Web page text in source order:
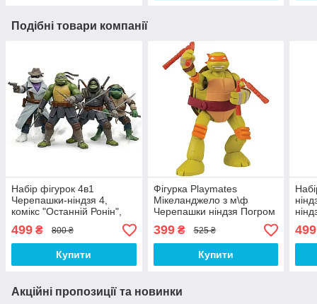
Подібні товари компанії
Набір фігурок 4в1
Черепашки-ніндзя 4,
комікс "Останній Ронін",
13см - TMNT
499 ₴ 800 ₴
Купити
Фігурка Playmates
Мікеланджело з м\ф
Черепашки ніндзя Погром
мутантів, 12 см - TMNT,
Nickelodeon
399₴ 525 ₴
Купити
14
499
Акційні пропозиції та новинки